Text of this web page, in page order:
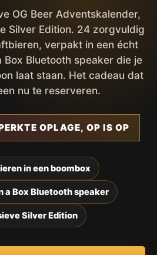
OG Beer Adventskalender,
Silver Edition. 24 zorgvuldig
verpakt in een écht
Box Bluetooth speaker die je
laat staan. Het cadeau dat
nu te reserveren.
OPLAGE, OP IS OP
in een boombox
a Box Bluetooth speaker
Silver Edition